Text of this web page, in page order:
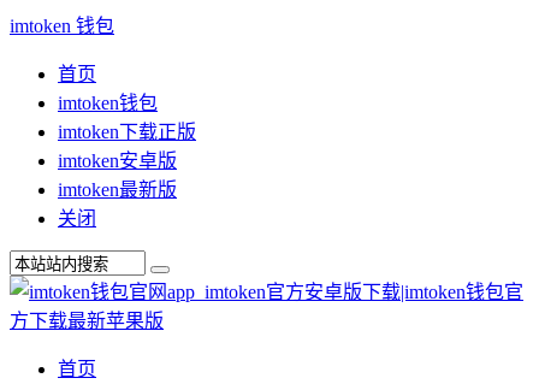
imtoken 钱包
首页
imtoken钱包
imtoken下载正版
imtoken安卓版
imtoken最新版
关闭
首页